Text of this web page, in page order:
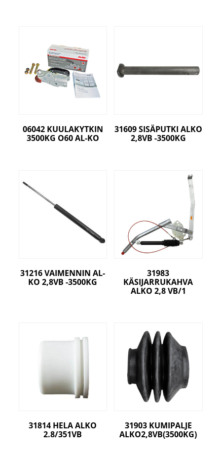
06042 KUULAKYTKIN
3500KG O60 AL-KO
31609 SISÄPUTKI ALKO
2,8VB -3500KG
31216 VAIMENNIN AL-
KO 2,8VB -3500KG
31983
KÄSIJARRUKAHVA
ALKO 2,8 VB/1
31814 HELA ALKO
2.8/351VB
31903 KUMIPALJE
ALKO2,8VB(3500KG)